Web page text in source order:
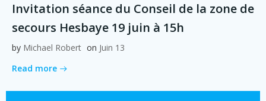
Invitation séance du Conseil de la zone de
secours Hesbaye 19 juin à 15h
by Michael Robert on Juin 13
Read more